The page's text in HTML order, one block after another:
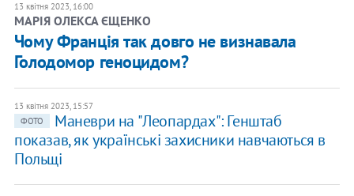
13 квітня 2023, 16:00
​МАРІЯ ОЛЕКСА ЄЩЕНКО
Чому Франція так довго не визнавала
Голодомор геноцидом?
13 квітня 2023, 15:57
ФОТО
​Маневри на "Леопардах": Генштаб
показав, як українські захисники навчаються в
Польщі